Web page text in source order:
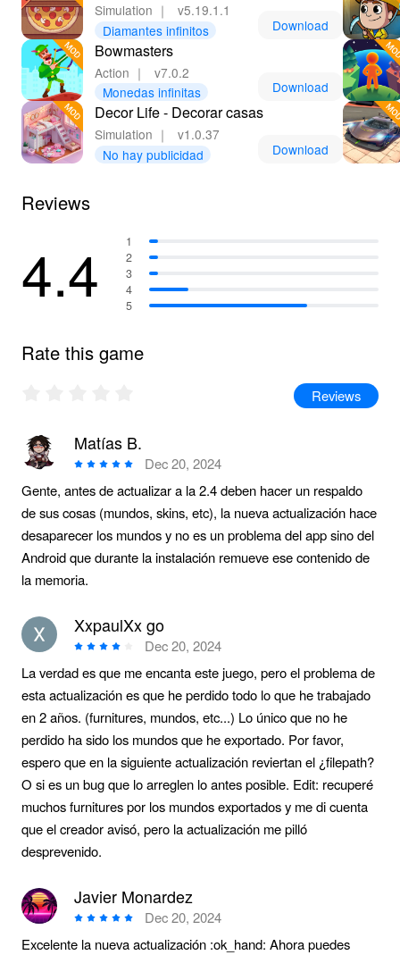
Simulation ｜
v5.19.1.1
Diamantes infinitos
Download
Bowmasters
Action ｜
v7.0.2
Monedas infinitas
Download
Decor Life - Decorar casas
Simulation ｜
v1.0.37
No hay publicidad
Download
Reviews
4.4
1
2
3
4
5
Rate this game
Reviews
Matías B.
Dec 20, 2024
Gente, antes de actualizar a la 2.4 deben hacer un respaldo
de sus cosas (mundos, skins, etc), la nueva actualización hace
desaparecer los mundos y no es un problema del app sino del
Android que durante la instalación remueve ese contenido de
la memoria.
XxpaulXx go
Dec 20, 2024
La verdad es que me encanta este juego, pero el problema de
esta actualización es que he perdido todo lo que he trabajado
en 2 años. (furnitures, mundos, etc...) Lo único que no he
perdido ha sido los mundos que he exportado. Por favor,
espero que en la siguiente actualización reviertan el ¿filepath?
O si es un bug que lo arreglen lo antes posible. Edit: recuperé
muchos furnitures por los mundos exportados y me di cuenta
que el creador avisó, pero la actualización me pilló
desprevenido.
Javier Monardez
Dec 20, 2024
Excelente la nueva actualización :ok_hand: Ahora puedes